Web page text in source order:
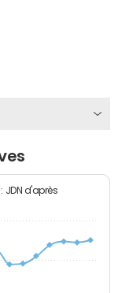
JDN d'après